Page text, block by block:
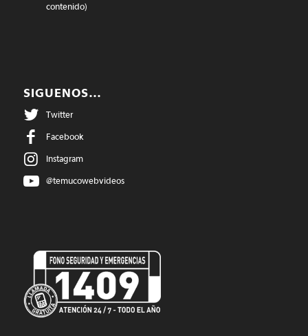
contenido)
SIGUENOS…
Twitter
Facebook
Instagram
@temucowebvideos